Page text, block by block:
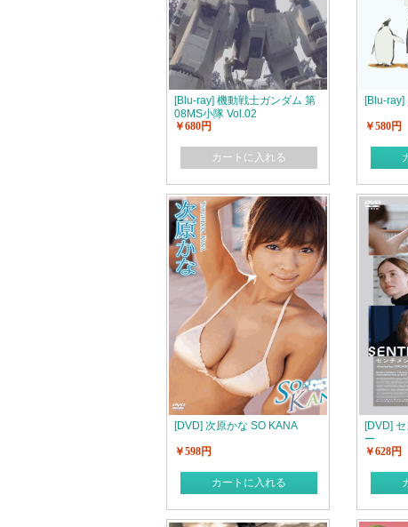
[Blu-ray] 機動戦士ガンダム 第
08MS小隊 Vol.02
￥680円
カートに入れる
[Blu-ray]
￥580円
[DVD] 次原かな SO KANA
￥598円
カートに入れる
[DVD]
ー
￥628円